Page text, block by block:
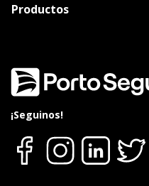
Productos
¡Seguinos!